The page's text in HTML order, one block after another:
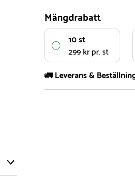
Mängdrabatt
10 st
299 kr pr. st
🚛 Leverans &